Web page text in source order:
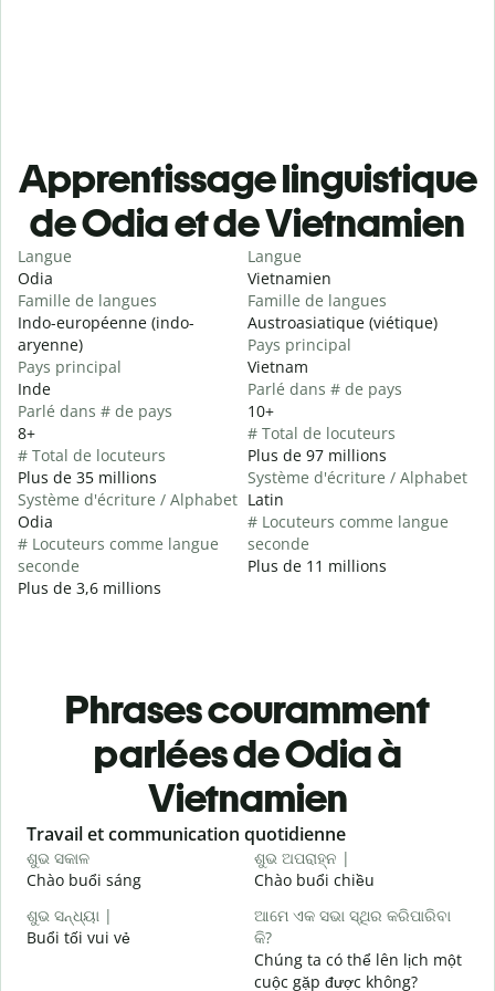
Apprentissage linguistique
de Odia et de Vietnamien
Langue
Odia
Famille de langues
Indo-européenne (indo-
aryenne)
Pays principal
Inde
Parlé dans # de pays
8+
# Total de locuteurs
Plus de 35 millions
Système d'écriture / Alphabet
Odia
# Locuteurs comme langue
seconde
Plus de 3,6 millions
Langue
Vietnamien
Famille de langues
Austroasiatique (viétique)
Pays principal
Vietnam
Parlé dans # de pays
10+
# Total de locuteurs
Plus de 97 millions
Système d'écriture / Alphabet
Latin
# Locuteurs comme langue
seconde
Plus de 11 millions
Phrases couramment
parlées de Odia à
Vietnamien
Slide 1 of 6
Travail et communication quotidienne
ଶୁଭ ସକାଳ
Chào buổi sáng
ଶୁଭ ଅପରାହ୍ନ |
Chào buổi chiều
ଶୁଭ ସନ୍ଧ୍ୟା |
Buổi tối vui vẻ
ଆମେ ଏକ ସଭା ସ୍ଥିର କରିପାରିବା
କି?
Chúng ta có thể lên lịch một
cuộc gặp được không?